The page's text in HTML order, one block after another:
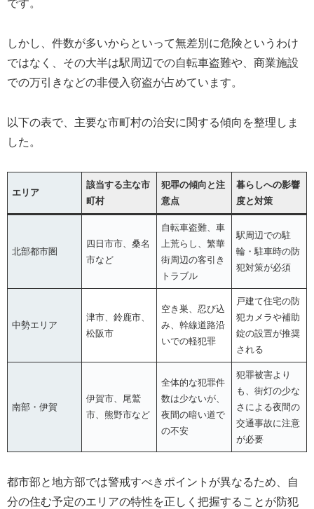
です。
しかし、件数が多いからといって無差別に危険というわけ
ではなく、その大半は駅周辺での自転車盗難や、商業施設
での万引きなどの非侵入窃盗が占めています。
以下の表で、主要な市町村の治安に関する傾向を整理しま
した。
エリア
該当する主な市
町村
犯罪の傾向と注
意点
暮らしへの影響
度と対策
北部都市圏
四日市市、桑名
市など
自転車盗難、車
上荒らし、繁華
街周辺の客引き
トラブル
駅周辺での駐
輪・駐車時の防
犯対策が必須
中勢エリア
津市、鈴鹿市、
松阪市
空き巣、忍び込
み、幹線道路沿
いでの軽犯罪
戸建て住宅の防
犯カメラや補助
錠の設置が推奨
される
南部・伊賀
伊賀市、尾鷲
市、熊野市など
全体的な犯罪件
数は少ないが、
夜間の暗い道で
の不安
犯罪被害より
も、街灯の少な
さによる夜間の
交通事故に注意
が必要
都市部と地方部では警戒すべきポイントが異なるため、自
分の住む予定のエリアの特性を正しく把握することが防犯